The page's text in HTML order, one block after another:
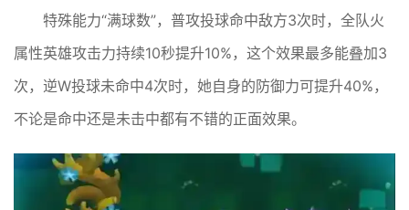
特殊能力“满球数”，普攻投球命中敌方3次时，全队火
属性英雄攻击力持续10秒提升10%，这个效果最多能叠加3
次，逆W投球未命中4次时，她自身的防御力可提升40%，
不论是命中还是未击中都有不错的正面效果。